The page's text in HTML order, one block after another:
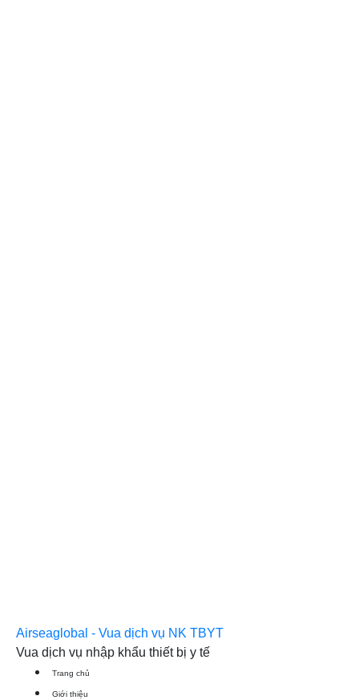
Airseaglobal - Vua dịch vụ NK TBYT
Vua dịch vụ nhập khẩu thiết bị y tế
Trang chủ
Giới thiệu